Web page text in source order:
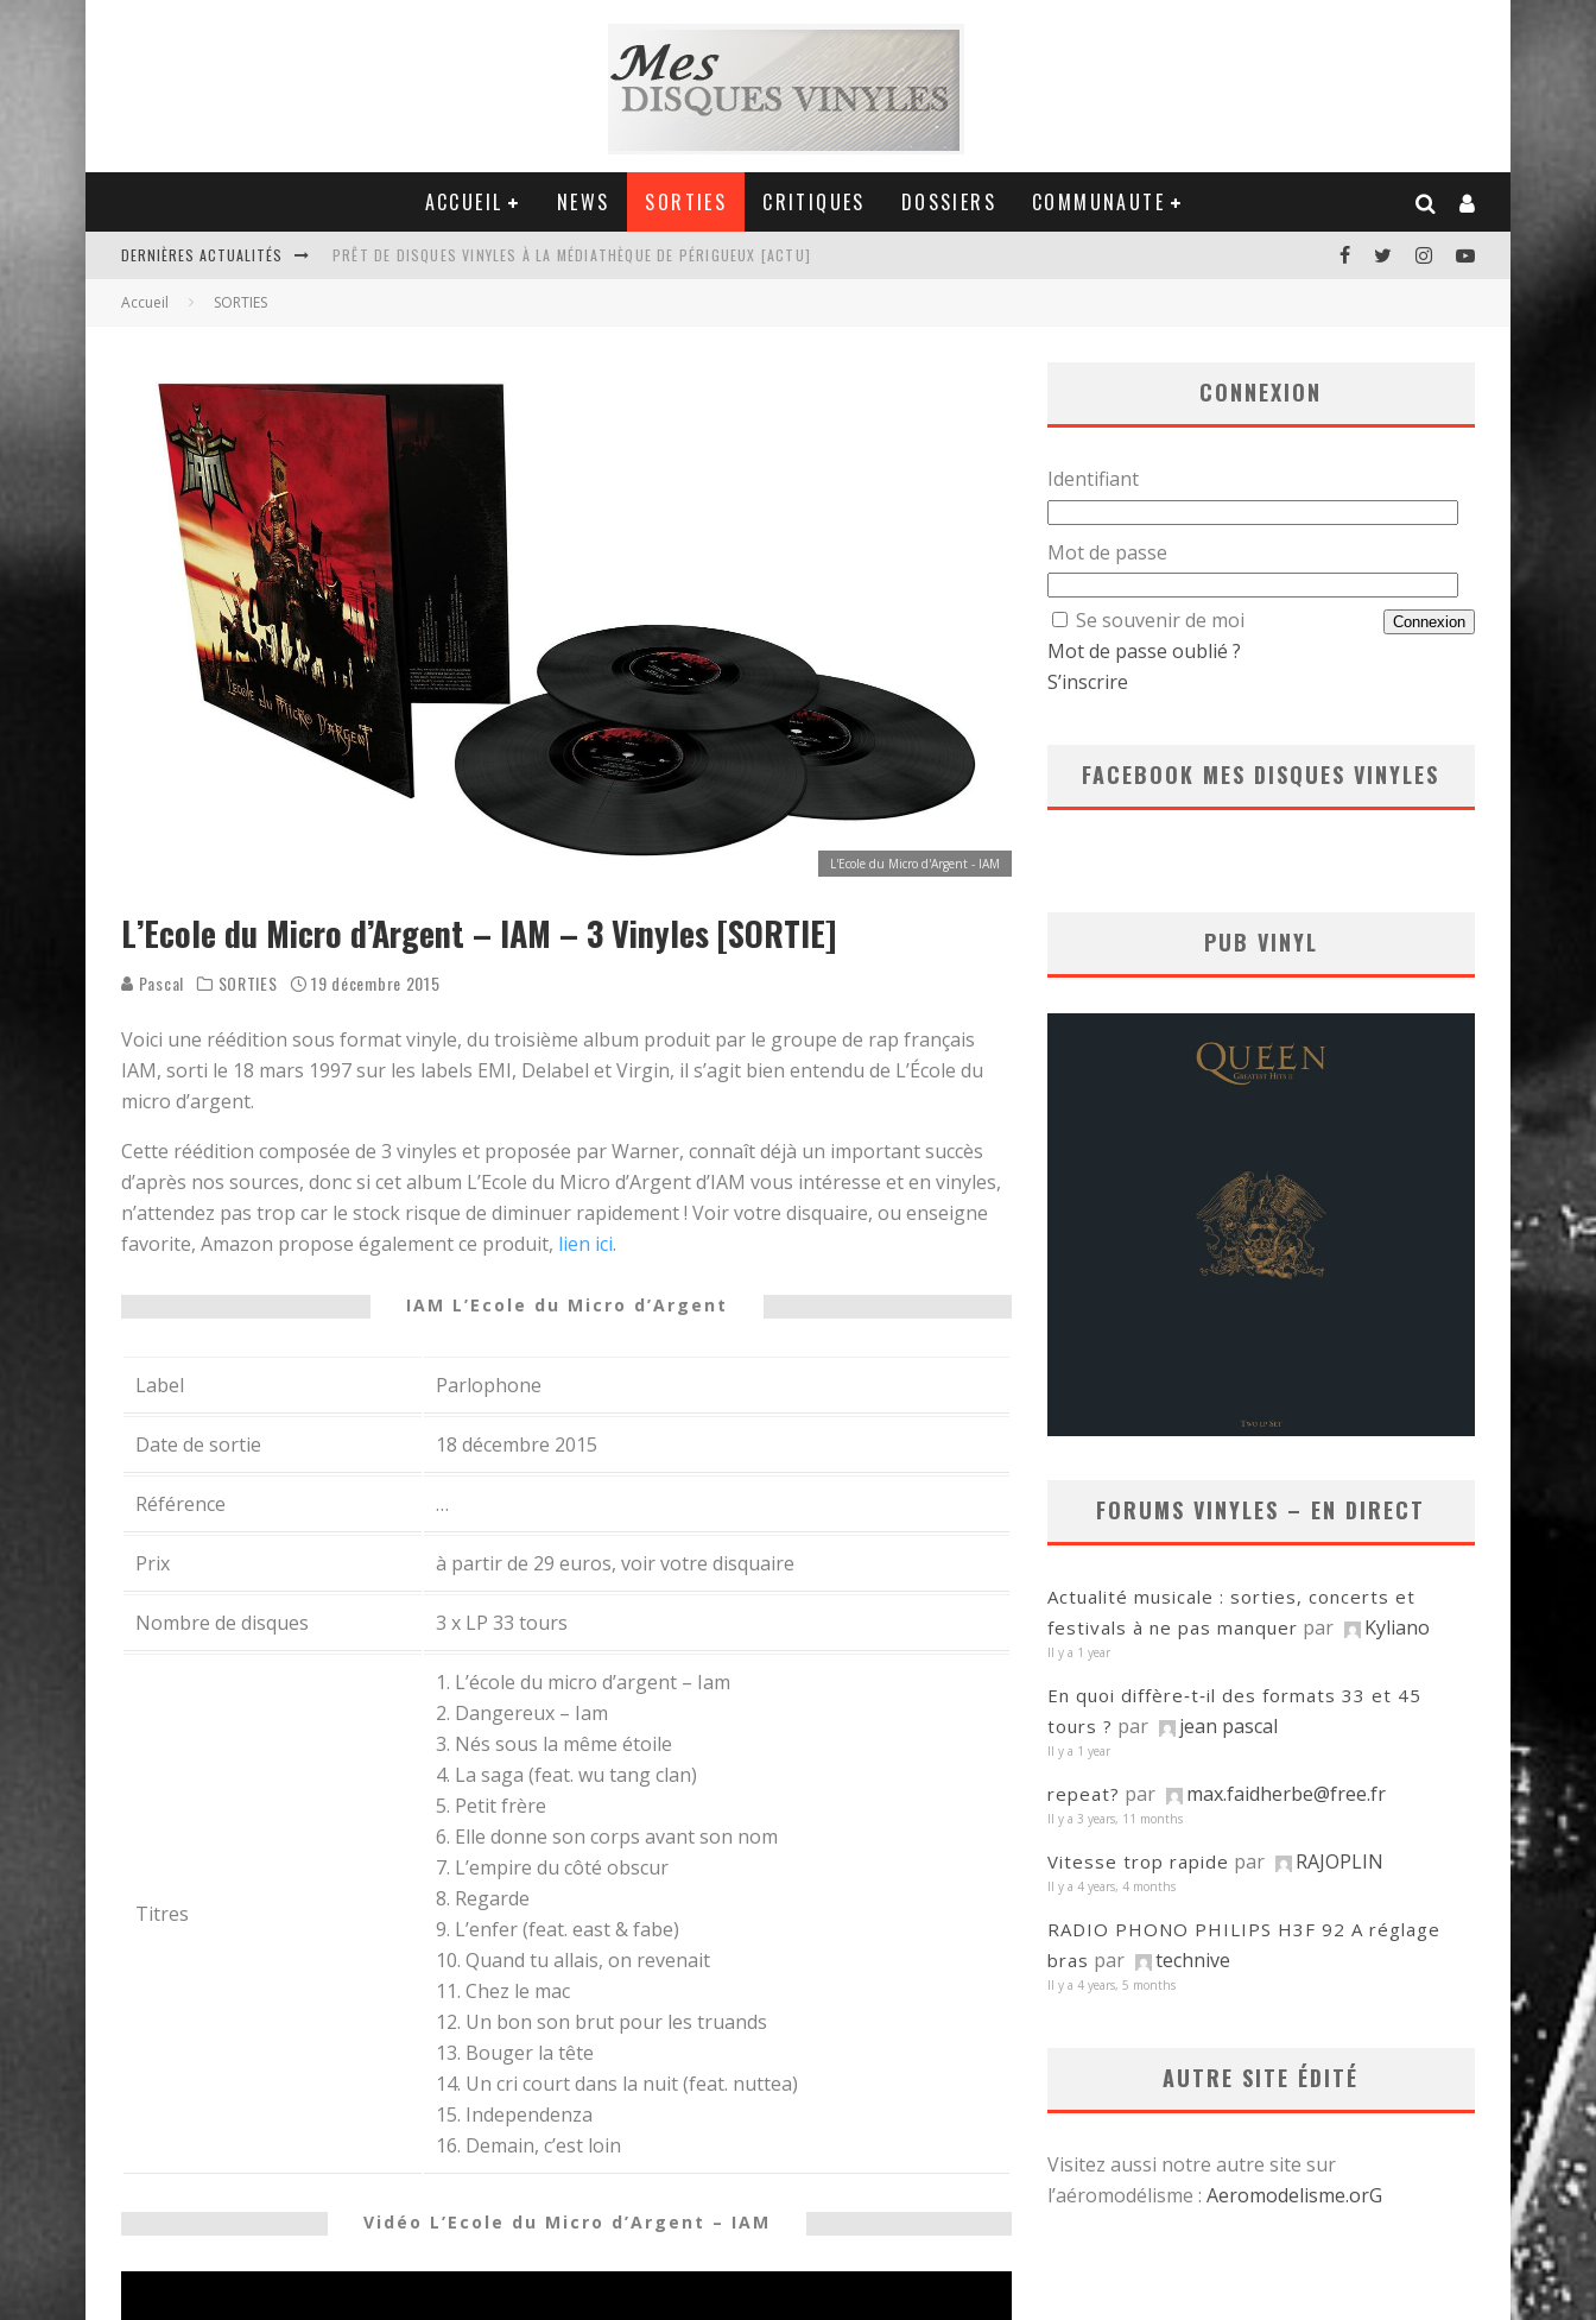
ACCUEIL NEWS SORTIES CRITIQUES DOSSIERS COMMUNAUTE
DERNIÈRES ACTUALITÉS PRÊT DE DISQUES VINYLES À LA MÉDIATHÈQUE DE PÉRIGUEUX [ACTU]
UN NOUVEAU DISQUAIRE MUSIC NON STOP À STRASBOURG
Accueil SORTIES
L'Ecole du Micro d'Argent - IAM
L’Ecole du Micro d’Argent – IAM – 3 Vinyles [SORTIE]
Pascal SORTIES 19 décembre 2015
Voici une réédition sous format vinyle, du troisième album produit par le groupe de rap français
IAM, sorti le 18 mars 1997 sur les labels EMI, Delabel et Virgin, il s’agit bien entendu de L’École du
micro d’argent.
Cette réédition composée de 3 vinyles et proposée par Warner, connaît déjà un important succès
d’après nos sources, donc si cet album L’Ecole du Micro d’Argent d’IAM vous intéresse et en vinyles,
n’attendez pas trop car le stock risque de diminuer rapidement ! Voir votre disquaire, ou enseigne
favorite, Amazon propose également ce produit, lien ici.
IAM L’Ecole du Micro d’Argent
Label Parlophone
Date de sortie 18 décembre 2015
Référence …
Prix à partir de 29 euros, voir votre disquaire
Nombre de disques 3 x LP 33 tours
Titres
1. L’école du micro d’argent – Iam
2. Dangereux – Iam
3. Nés sous la même étoile
4. La saga (feat. wu tang clan)
5. Petit frère
6. Elle donne son corps avant son nom
7. L’empire du côté obscur
8. Regarde
9. L’enfer (feat. east & fabe)
10. Quand tu allais, on revenait
11. Chez le mac
12. Un bon son brut pour les truands
13. Bouger la tête
14. Un cri court dans la nuit (feat. nuttea)
15. Independenza
16. Demain, c’est loin
Vidéo L’Ecole du Micro d’Argent – IAM
CONNEXION
Identifiant
Mot de passe
Se souvenir de moi
Mot de passe oublié ?
S’inscrire
FACEBOOK MES DISQUES VINYLES
PUB VINYL
FORUMS VINYLES – EN DIRECT
Actualité musicale : sorties, concerts et
festivals à ne pas manquer par Kyliano
Il y a 1 year
En quoi diffère‑t‑il des formats 33 et 45
tours ? par jean pascal
Il y a 1 year
repeat? par max.faidherbe@free.fr
Il y a 3 years, 11 months
Vitesse trop rapide par RAJOPLIN
Il y a 4 years, 4 months
RADIO PHONO PHILIPS H3F 92 A réglage
bras par technive
Il y a 4 years, 5 months
AUTRE SITE ÉDITÉ
Visitez aussi notre autre site sur
l’aéromodélisme : Aeromodelisme.orG